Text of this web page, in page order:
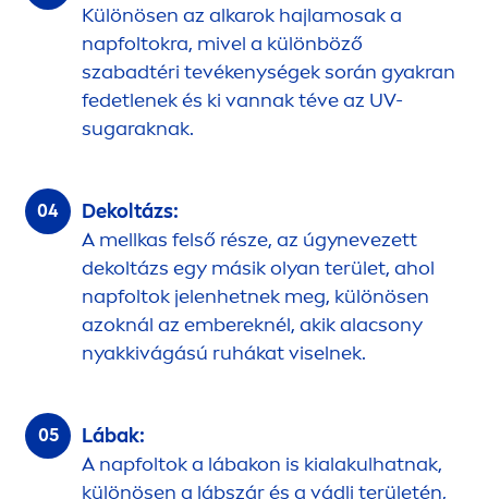
Különösen az alkarok hajlamosak a
napfoltokra, mivel a különböző
szabadtéri tevékenységek során gyakran
fedetlenek és ki vannak téve az UV-
sugaraknak.
Dekoltázs:
A mellkas felső része, az úgynevezett
dekoltázs egy másik olyan terület, ahol
napfoltok jelenhetnek meg, különösen
azoknál az embereknél, akik alacsony
nyakkivágású ruhákat viselnek.
Lábak:
A napfoltok a lábakon is kialakulhatnak,
különösen a lábszár és a vádli területén,